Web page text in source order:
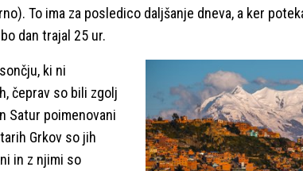
To ima za posledico daljšanje dneva, a ker
dan trajal 25 ur.
ki ni
čeprav so bili zgolj
Satur poimenovani
Grkov so jih
in z njimi so